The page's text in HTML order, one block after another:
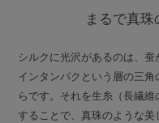
まるで真
シルクに光沢があるのは、
インタンパクという層の三
らです。それを生糸（長繊
することで、真珠のような美